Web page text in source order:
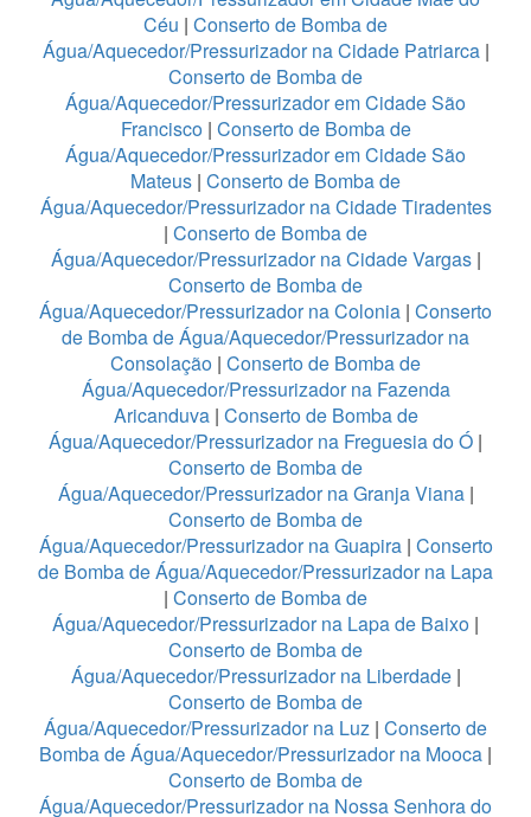
Céu | Conserto de Bomba de
Água/Aquecedor/Pressurizador na Cidade Patriarca|
Conserto de Bomba de
Água/Aquecedor/Pressurizador em Cidade São
Francisco | Conserto de Bomba de
Água/Aquecedor/Pressurizador em Cidade São
Mateus | Conserto de Bomba de
Água/Aquecedor/Pressurizador na Cidade Tiradentes
| Conserto de Bomba de
Água/Aquecedor/Pressurizador na Cidade Vargas |
Conserto de Bomba de
Água/Aquecedor/Pressurizador na Colonia | Conserto
de Bomba de Água/Aquecedor/Pressurizador na
Consolação | Conserto de Bomba de
Água/Aquecedor/Pressurizador na Fazenda
Aricanduva| Conserto de Bomba de
Água/Aquecedor/Pressurizador na Freguesia do Ó |
Conserto de Bomba de
Água/Aquecedor/Pressurizador na Granja Viana|
Conserto de Bomba de
Água/Aquecedor/Pressurizador na Guapira| Conserto
de Bomba de Água/Aquecedor/Pressurizador na Lapa
| Conserto de Bomba de
Água/Aquecedor/Pressurizador na Lapa de Baixo |
Conserto de Bomba de
Água/Aquecedor/Pressurizador na Liberdade |
Conserto de Bomba de
Água/Aquecedor/Pressurizador na Luz | Conserto de
Bomba de Água/Aquecedor/Pressurizador na Mooca |
Conserto de Bomba de
Água/Aquecedor/Pressurizador na Nossa Senhora do